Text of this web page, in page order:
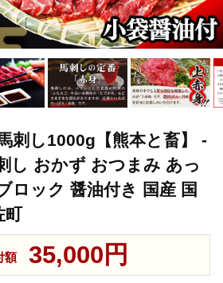
し1000g【熊本と畜】 -
し おかず おつまみ あっ
ロック 醤油付き 国産 国
町
額 35,000円